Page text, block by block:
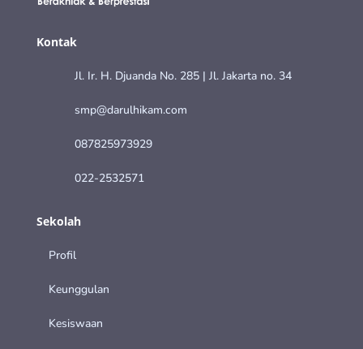
Kontak
Jl. Ir. H. Djuanda No. 285 | Jl. Jakarta no. 34
smp@darulhikam.com
087825973929
022-2532571
Sekolah
Profil
Keunggulan
Kesiswaan